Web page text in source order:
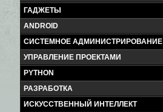
ГАДЖЕТЫ
ANDROID
СИСТЕМНОЕ АДМИНИСТРИРОВАНИЕ
УПРАВЛЕНИЕ ПРОЕКТАМИ
PYTHON
РАЗРАБОТКА
ИСКУССТВЕННЫЙ ИНТЕЛЛЕКТ